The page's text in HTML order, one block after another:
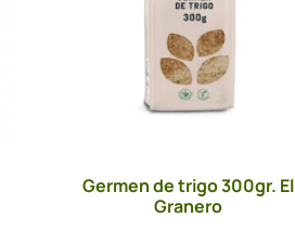
Germen de trigo 300gr. El
Granero